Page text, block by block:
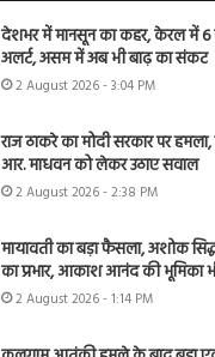
देशभर में मानसून का कहर, केरल में 6
अलर्ट, असम में अब भी बाढ़ का संकट
2 August 2026 - 3:04 PM
राज ठाकरे का मोदी सरकार पर
आर. माधवन को लेकर उठाए सवाल
2 August 2026 - 2:38 PM
मायावती का बड़ा फैसला, अशोक
का प्रभार, आकाश आनंद की भूमिका
2 August 2026 - 1:14 PM